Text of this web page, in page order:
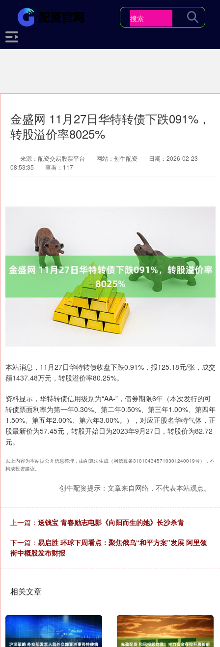
金盛网 11月27日华特转债下跌091%，
转股溢价率8025%
来源：配资交易股票平台 网站：创牛配资
日期：2026-02-23
08:53:35
查看：117
本站消息，11月27日华特转债收盘下跌0.91%，报125.18元/张，成交
额1437.48万元，转股溢价率80.25%。
资料显示，华特转债信用级别为“AA-”，债券期限6年（本次发行的可
转债票面利率为第一年0.30%、第二年0.50%、第三年1.00%、第四年
1.50%、第五年2.00%、第六年3.00%。），对应正股名华特气体，正
股最新价为57.45元，转股开始日为2023年9月27日，转股价为82.72
元。
以上内容为本站据公开信息整理，由AI算法生成（网信算备310104345710301240019号），不
构成投资建议。
创牛配资提示：文章来自网络，不代表本站观点。
上一篇： 送钱宝 青春励志电影《向阳而生的她》长沙杀青
下一篇： 易启胜 环球下周看点：聚焦俄乌“和平方案”发展 阿里领
衔中概股发布财报
相关文章